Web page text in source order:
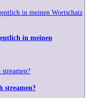
in meinen
streamen?